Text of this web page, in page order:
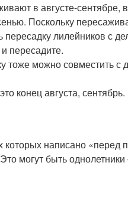
в августе-сентябре,
Поскольку
лилейников с
пересадите.
можно совместить с
конец августа, сентябрь.
написано «перед
могут быть